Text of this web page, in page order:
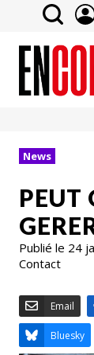
News
PEUT
Publié le 24
Contact